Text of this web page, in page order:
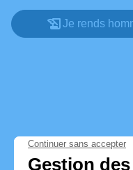
Je rends